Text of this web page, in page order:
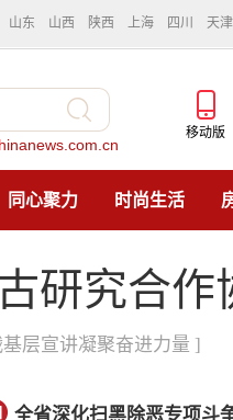
山东 山西 陕西 上海 四川 天津
移动版
同心聚力 时尚生活
研究合作
层宣讲凝聚奋进力量 ]
全省深化扫黑除恶专项斗